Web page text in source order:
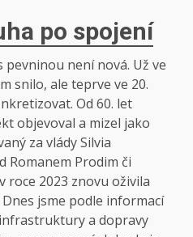
po spojení
není nová. Už ve
snilo, ale teprve ve 20.
Od 60. let
objevoval a mizel jako
za vlády Silvia
Romanem Prodim či
roce 2023 znovu oživila
jsme podle informací
a dopravy